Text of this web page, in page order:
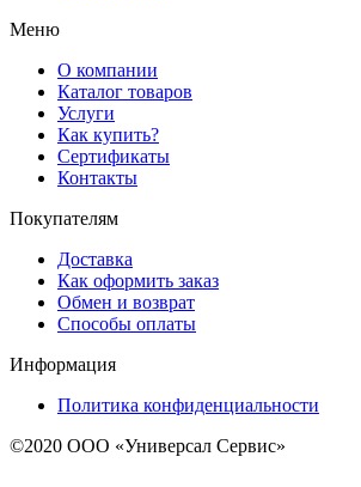
Меню
О компании
Каталог товаров
Услуги
Как купить?
Сертификаты
Контакты
Покупателям
Доставка
Как оформить заказ
Обмен и возврат
Способы оплаты
Информация
Политика конфиденциальности
©2020 ООО «Универсал Сервис»